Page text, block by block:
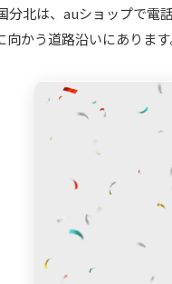
分北は、auショップで電
かう道路沿いにありま